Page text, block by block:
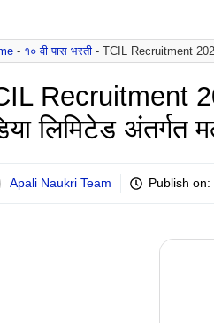
- १० वी पास भरती - TCIL Recruitment 2025
Recruitment
लिमिटेड अंतर्गत
Apali Naukri Team Publish on: